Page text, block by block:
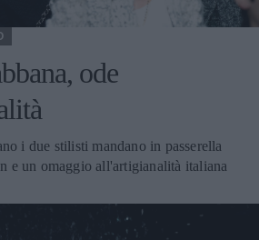
ode
i due stilisti mandano in passerella
e un omaggio all'artigianalità italiana